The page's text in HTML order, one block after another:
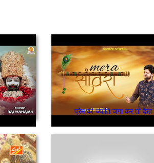
प्रेम की ज्योति जगा कर तो देख